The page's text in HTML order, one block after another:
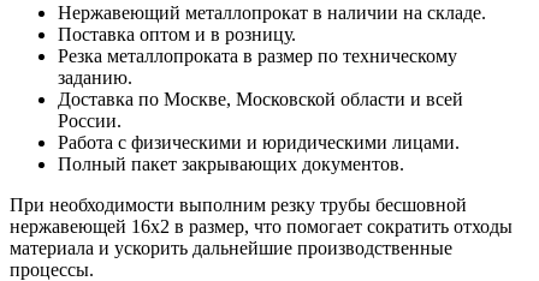
Нержавеющий металлопрокат в наличии на складе.
Поставка оптом и в розницу.
Резка металлопроката в размер по техническому
заданию.
Доставка по Москве, Московской области и всей
России.
Работа с физическими и юридическими лицами.
Полный пакет закрывающих документов.
При необходимости выполним резку трубы бесшовной
нержавеющей 16х2 в размер, что помогает сократить отходы
материала и ускорить дальнейшие производственные
процессы.